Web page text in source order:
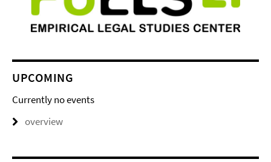
UPCOMING
Currently no events
overview